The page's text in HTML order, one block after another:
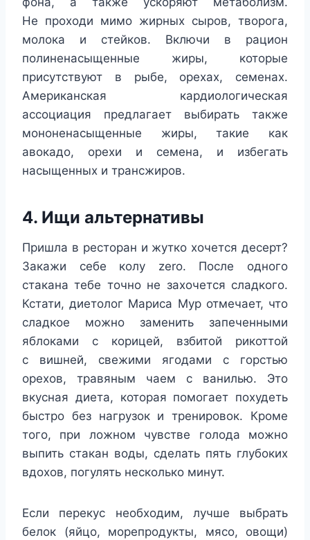
Не проходи мимо жирных сыров, творога,
молока и стейков. Включи в рацион
полиненасыщенные жиры, которые
присутствуют в рыбе, орехах, семенах.
Американская кардиологическая
ассоциация предлагает выбирать также
мононенасыщенные жиры, такие как
авокадо, орехи и семена, и избегать
насыщенных и трансжиров.
4. Ищи альтернативы
Пришла в ресторан и жутко хочется десерт?
Закажи себе колу zero. После одного
стакана тебе точно не захочется сладкого.
Кстати, диетолог Мариса Мур отмечает, что
сладкое можно заменить запеченными
яблоками с корицей, взбитой рикоттой
с вишней, свежими ягодами с горстью
орехов, травяным чаем с ванилью. Это
вкусная диета, которая помогает похудеть
быстро без нагрузок и тренировок. Кроме
того, при ложном чувстве голода можно
выпить стакан воды, сделать пять глубоких
вдохов, погулять несколько минут.
Если перекус необходим, лучше выбрать
белок (яйцо, морепродукты, мясо, овощи)